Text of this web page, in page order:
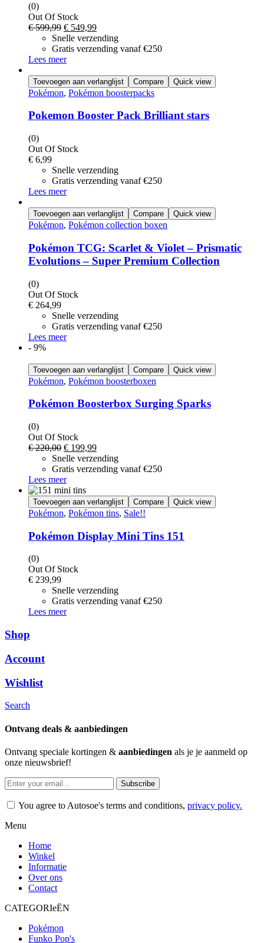
(0)
Out Of Stock
€599,99 Oorspronkelijke
prijs
was:
€ 599,99.
€ 549,99Huidige
prijs
is:
Snelle verzending
Gratis verzending vanaf €250
Lees meer
Toevoegen aan verlanglijst Compare Quick view
Pokémon, Pokémon boosterpacks
Pokemon Booster Pack Brilliant stars
(0)
Out Of Stock
€ 6,99
Snelle verzending
Gratis verzending vanaf €250
Lees meer
Toevoegen aan verlanglijst Compare Quick view
Pokémon, Pokémon collection boxen
Pokémon TCG: Scarlet & Violet – Prismatic
Evolutions – Super Premium Collection
(0)
Out Of Stock
€ 264,99
Snelle verzending
Gratis verzending vanaf €250
Lees meer
- 9%
Toevoegen aan verlanglijst Compare Quick view
Pokémon, Pokémon boosterboxen
Pokémon Boosterbox Surging Sparks
(0)
Out Of Stock
€220,00 Oorspronkelijke
prijs
was:
€ 220,00.
€ 199,99Huidige
prijs
is:
Snelle verzending
Gratis verzending vanaf €250
Lees meer
Toevoegen aan verlanglijst Compare Quick view
Pokémon, Pokémon tins, Sale!!
Pokémon Display Mini Tins 151
(0)
Out Of Stock
€ 239,99
Snelle verzending
Gratis verzending vanaf €250
Lees meer
Shop
Account
Wishlist
Search
Ontvang deals & aanbiedingen
Ontvang speciale kortingen & aanbiedingen als je je aanmeld op
onze nieuwsbrief!
Subscribe
You agree to Autosoe's terms and conditions, privacy policy.
Menu
Home
Winkel
Informatie
Over ons
Contact
CATEGORIeËN
Pokémon
Funko Pop's